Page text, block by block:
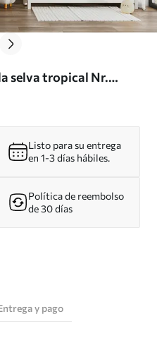
selva tropical Nr.
Listo para su entrega
en 1-3 días hábiles.
Política de reembolso
de 30 días
y pago